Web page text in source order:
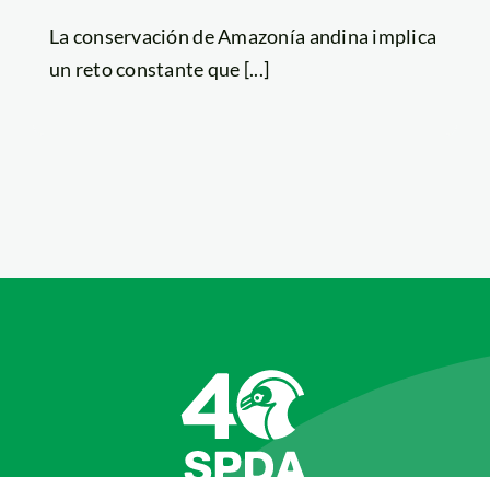
La conservación de Amazonía andina implica
un reto constante que [...]